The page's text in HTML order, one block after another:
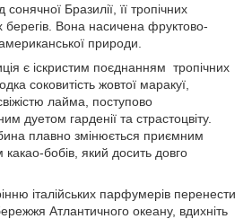
Бразилії, її тропічних
берегів. Вона насичена фруктово-
природи.
є іскристим поєднанням тропічних
соковитість жовтої маракуї,
лайма, поступово
дуетом гарденії та страстоцвіту.
плавно змінюється приємним
бобів, який досить довго
італійських парфумерів перенести
Атлантичного океану, вдихніть